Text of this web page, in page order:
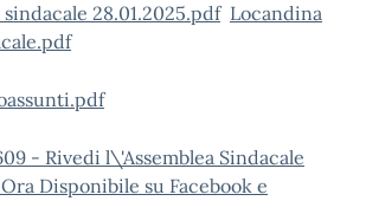
28.01.2025.pdf Locandina
- Rivedi l\'Assemblea Sindacale
Disponibile su Facebook e